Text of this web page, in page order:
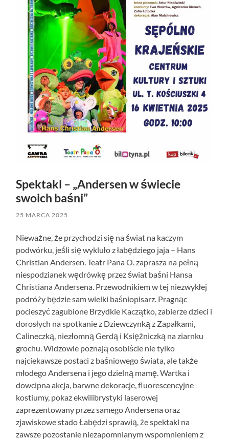
Spektakl – „Andersen w świecie
swoich baśni”
25 MARCA 2025
Nieważne, że przychodzi się na świat na kaczym
podwórku, jeśli się wykluło z łabędziego jaja – Hans
Christian Andersen. Teatr Pana O. zaprasza na pełną
niespodzianek wędrówkę przez świat baśni Hansa
Christiana Andersena. Przewodnikiem w tej niezwykłej
podróży będzie sam wielki baśniopisarz. Pragnąc
pocieszyć zagubione Brzydkie Kaczątko, zabierze dzieci i
dorosłych na spotkanie z Dziewczynką z Zapałkami,
Calineczką, niezłomną Gerdą i Księżniczką na ziarnku
grochu.Widzowie poznają osobiście nie tylko
najciekawsze postaci z baśniowego świata, ale także
młodego Andersena i jego dzielną mamę. Wartka i
dowcipna akcja, barwne dekoracje, fluorescencyjne
kostiumy, pokaz ekwilibrystyki laserowej
zaprezentowany przez samego Andersena oraz
zjawiskowe stado Łabędzi sprawią, że spektakl na
zawsze pozostanie niezapomnianym wspomnieniem z